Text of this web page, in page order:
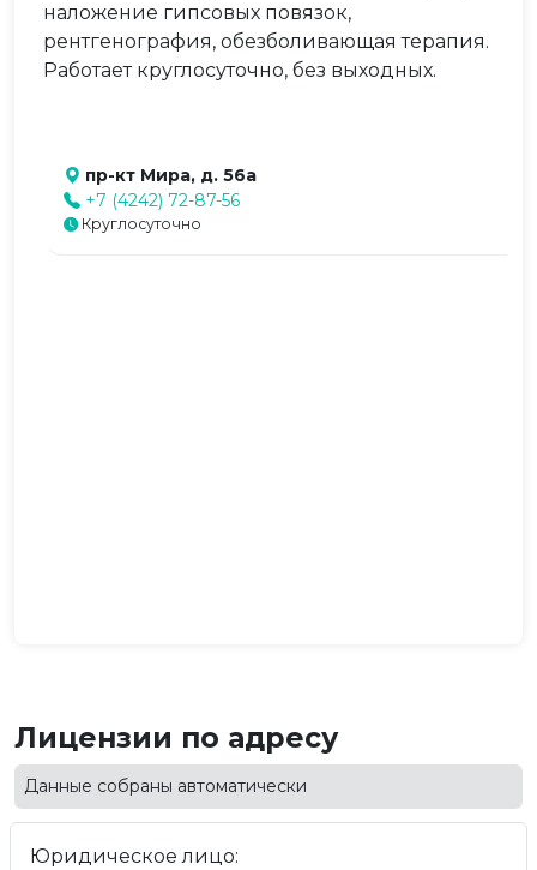
наложение гипсовых повязок,
рентгенография, обезболивающая терапия.
Работает круглосуточно, без выходных.
пр-кт Мира, д. 56а
+7 (4242) 72-87-56
Круглосуточно
Лицензии по адресу
Данные собраны автоматически
Юридическое лицо: